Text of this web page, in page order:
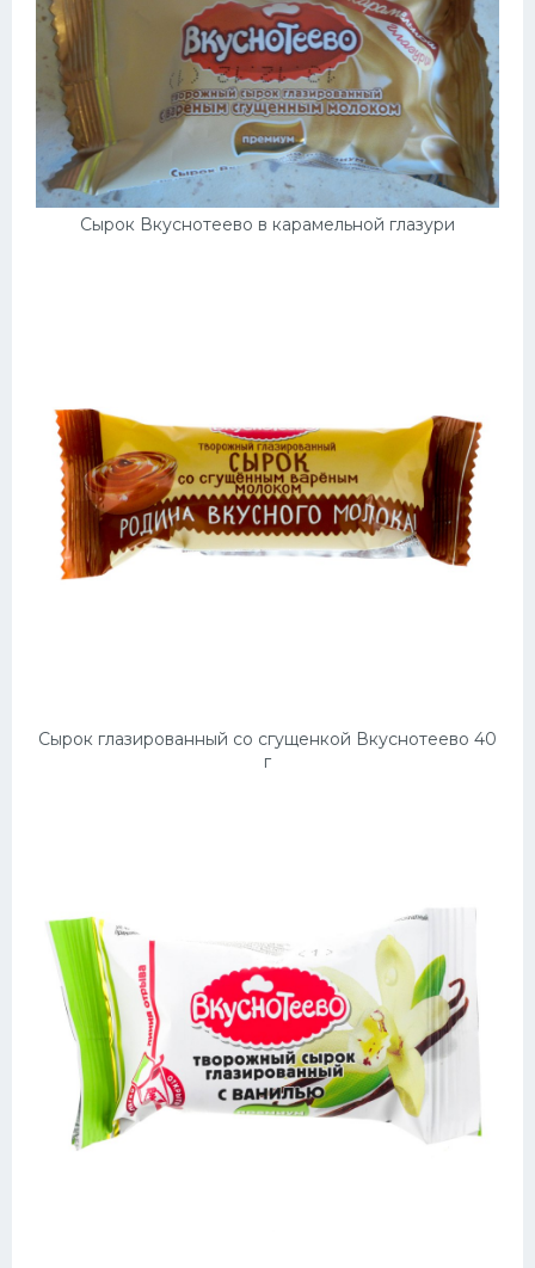
Сырок Вкуснотеево в карамельной глазури
Сырок глазированный со сгущенкой Вкуснотеево 40
г